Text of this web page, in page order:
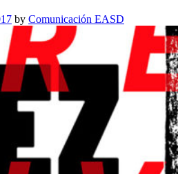
by Comunicación EASD